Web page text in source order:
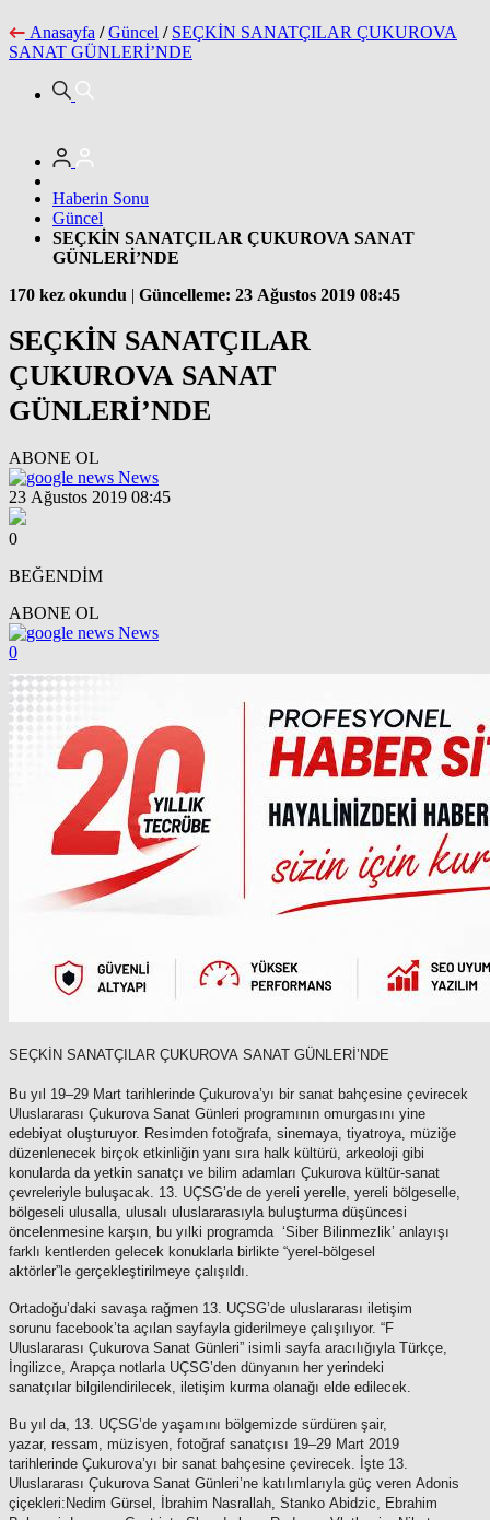
Anasayfa / Güncel / SEÇKİN SANATÇILAR ÇUKUROVA
SANAT GÜNLERİ’NDE
Haberin Sonu
Güncel
SEÇKİN SANATÇILAR ÇUKUROVA SANAT
GÜNLERİ’NDE
170 kez okundu | Güncelleme: 23 Ağustos 2019 08:45
SEÇKİN SANATÇILAR
ÇUKUROVA SANAT
GÜNLERİ’NDE
ABONE OL
News
23 Ağustos 2019 08:45
0
BEĞENDİM
ABONE OL
News
0
SEÇKİN SANATÇILAR ÇUKUROVA SANAT GÜNLERİ’NDE
Bu yıl 19–29 Mart tarihlerinde Çukurova’yı bir sanat bahçesine çevirecek
Uluslararası Çukurova Sanat Günleri programının omurgasını yine
edebiyat oluşturuyor. Resimden fotoğrafa, sinemaya, tiyatroya, müziğe
düzenlenecek birçok etkinliğin yanı sıra halk kültürü, arkeoloji gibi
konularda da yetkin sanatçı ve bilim adamları Çukurova kültür-sanat
çevreleriyle buluşacak. 13. UÇSG’de de yereli yerelle, yereli bölgeselle,
bölgeseli ulusalla, ulusalı uluslararasıyla buluşturma düşüncesi
öncelenmesine karşın, bu yılki programda ‘Siber Bilinmezlik’ anlayışı
farklı kentlerden gelecek konuklarla birlikte “yerel-bölgesel
aktörler”le gerçekleştirilmeye çalışıldı.
Ortadoğu’daki savaşa rağmen 13. UÇSG’de uluslararası iletişim
sorunu facebook’ta açılan sayfayla giderilmeye çalışılıyor. “F
Uluslararası Çukurova Sanat Günleri” isimli sayfa aracılığıyla Türkçe,
İngilizce, Arapça notlarla UÇSG’den dünyanın her yerindeki
sanatçılar bilgilendirilecek, iletişim kurma olanağı elde edilecek.
Bu yıl da, 13. UÇSG’de yaşamını bölgemizde sürdüren şair,
yazar, ressam, müzisyen, fotoğraf sanatçısı 19–29 Mart 2019
tarihlerinde Çukurova’yı bir sanat bahçesine çevirecek. İşte 13.
Uluslararası Çukurova Sanat Günleri’ne katılımlarıyla güç veren Adonis
çiçekleri:Nedim Gürsel, İbrahim Nasrallah, Stanko Abidzic, Ebrahim